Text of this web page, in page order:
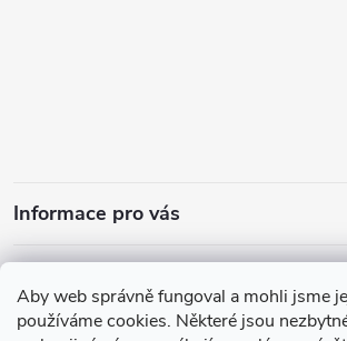
Aby web správně fungoval a mohli jsme
používáme cookies. Některé jsou
Informace pro vás